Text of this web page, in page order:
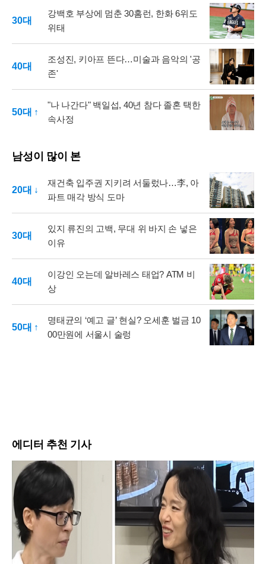
30대
강백호 부상에 멈춘 30홈런, 한화 6위도
위태
40대
조성진, 키아프 뜬다…미술과 음악의 '공
존'
50대 ↑
"나 나간다" 백일섭, 40년 참다 졸혼 택한
속사정
남성이 많이 본
20대 ↓
재건축 입주권 지키려 서둘렀나…李, 아
파트 매각 방식 도마
30대
있지 류진의 고백, 무대 위 바지 손 넣은
이유
40대
이강인 오는데 알바레스 태업? ATM 비
상
50대 ↑
명태균의 ‘예고 글’ 현실? 오세훈 벌금 10
00만원에 서울시 술렁
에디터 추천 기사